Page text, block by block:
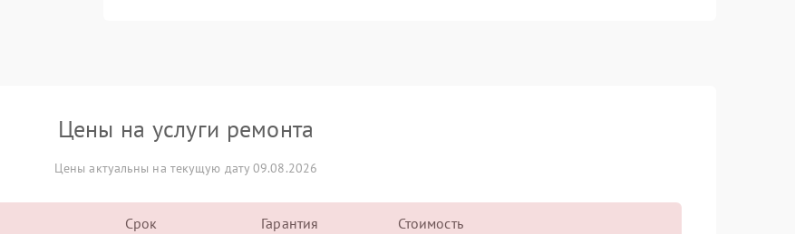
Цены на услуги ремонта
Цены актуальны на текущую дату 09.08.2026
Срок Гарантия Стоимость